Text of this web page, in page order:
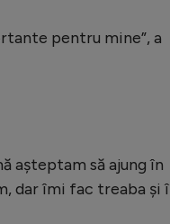
pentru mine”, a
așteptam să ajung în
dar îmi fac treaba și